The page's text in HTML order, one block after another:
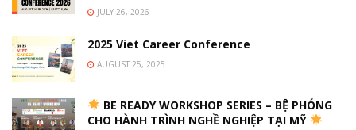
JULY 26, 2026
2025 Viet Career Conference
AUGUST 25, 2025
BE READY WORKSHOP SERIES – BỆ PHÓNG
CHO HÀNH TRÌNH NGHỀ NGHIỆP TẠI MỸ